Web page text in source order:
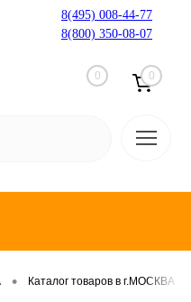
8(495) 008-44-77
8(800) 350-08-07
0 0
• Каталог товаров в г.МОСКВА